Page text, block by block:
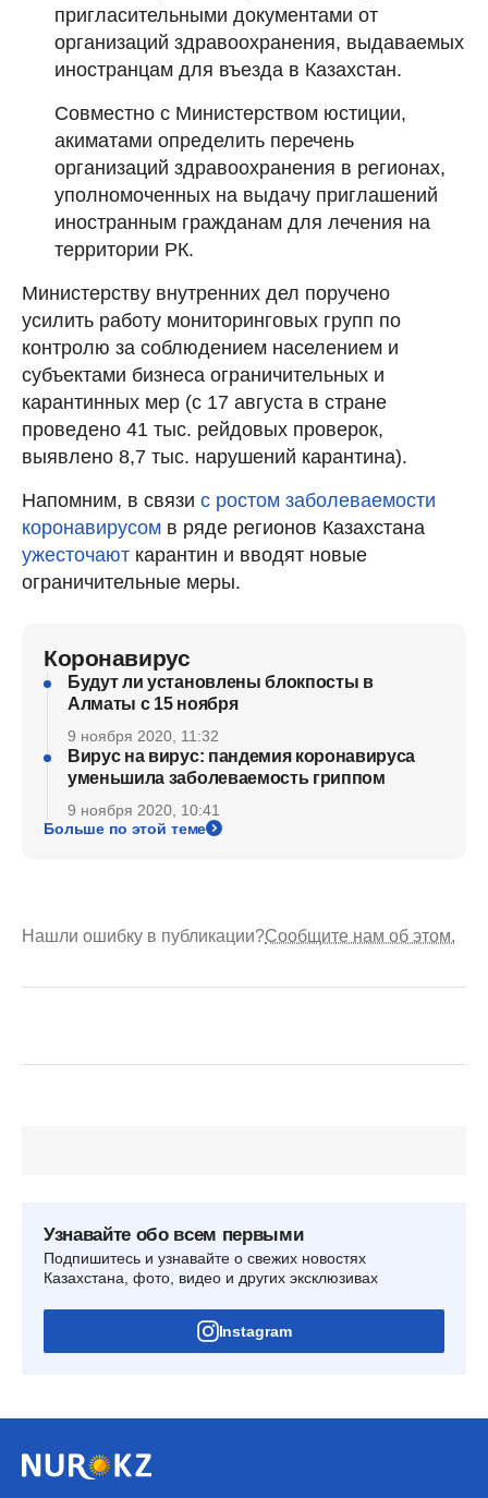
пригласительными документами от
организаций здравоохранения, выдаваемых
иностранцам для въезда в Казахстан.
Совместно с Министерством юстиции,
акиматами определить перечень
организаций здравоохранения в регионах,
уполномоченных на выдачу приглашений
иностранным гражданам для лечения на
территории РК.
Министерству внутренних дел поручено
усилить работу мониторинговых групп по
контролю за соблюдением населением и
субъектами бизнеса ограничительных и
карантинных мер (с 17 августа в стране
проведено 41 тыс. рейдовых проверок,
выявлено 8,7 тыс. нарушений карантина).
Напомним, в связи с ростом заболеваемости
коронавирусом в ряде регионов Казахстана
ужесточают карантин и вводят новые
ограничительные меры.
Коронавирус
Будут ли установлены блокпосты в
Алматы с 15 ноября
9 ноября 2020, 11:32
Вирус на вирус: пандемия коронавируса
уменьшила заболеваемость гриппом
9 ноября 2020, 10:41
Больше по этой теме
Нашли ошибку в публикации?Сообщите нам об этом.
Узнавайте обо всем первыми
Подпишитесь и узнавайте о свежих новостях
Казахстана, фото, видео и других эксклюзивах
Instagram